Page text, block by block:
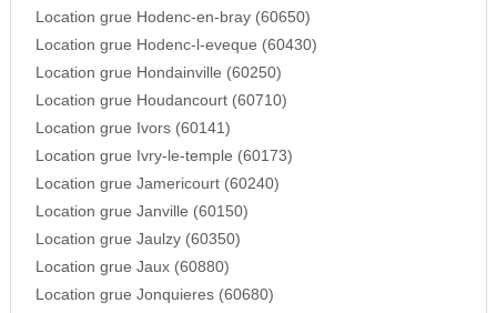
Location grue Hodenc-en-bray (60650)
Location grue Hodenc-l-eveque (60430)
Location grue Hondainville (60250)
Location grue Houdancourt (60710)
Location grue Ivors (60141)
Location grue Ivry-le-temple (60173)
Location grue Jamericourt (60240)
Location grue Janville (60150)
Location grue Jaulzy (60350)
Location grue Jaux (60880)
Location grue Jonquieres (60680)